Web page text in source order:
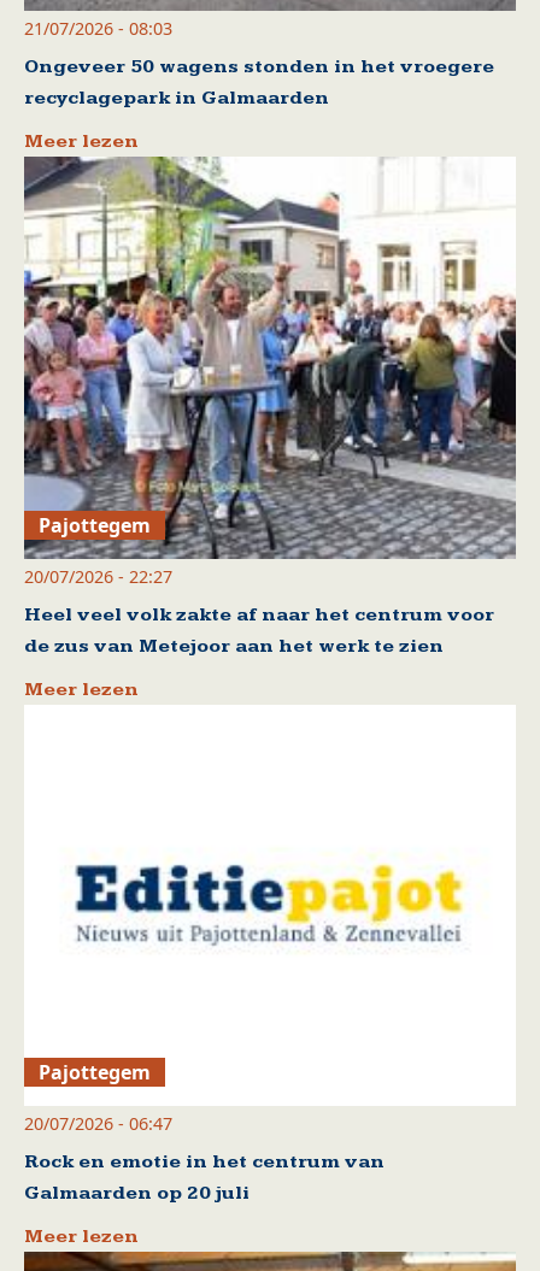
21/07/2026 - 08:03
Ongeveer 50 wagens stonden in het vroegere
recyclagepark in Galmaarden
Meer lezen
Pajottegem
20/07/2026 - 22:27
Heel veel volk zakte af naar het centrum voor
de zus van Metejoor aan het werk te zien
Meer lezen
Pajottegem
20/07/2026 - 06:47
Rock en emotie in het centrum van
Galmaarden op 20 juli
Meer lezen